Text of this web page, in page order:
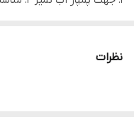
درساعت)
(لیتردردقیقه)
نظرات